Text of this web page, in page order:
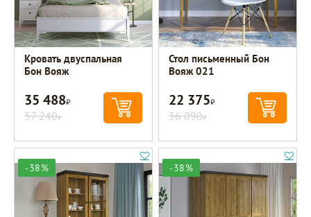
Кровать двуспальная
Бон Вояж
35 488Р
57 240Р
Стол письменный Бон
Вояж 021
22 375Р
36 090Р
-38% -38%